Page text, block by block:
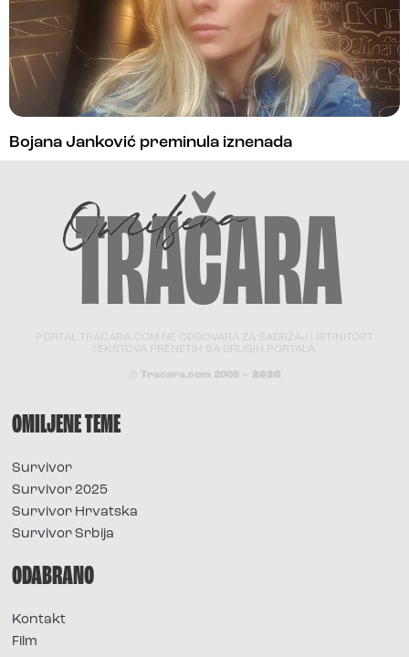
Bojana Janković preminula iznenada
PORTAL TRACARA.COM NE ODGOVARA ZA SADRŽAJ I ISTINITOST
TEKSTOVA PRENETIH SA DRUGIH PORTALA.
© Tracara.com 2008 – 2026
OMILJENE TEME
Survivor
Survivor 2025
Survivor Hrvatska
Survivor Srbija
ODABRANO
Kontakt
Film